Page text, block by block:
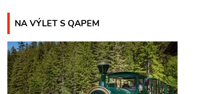
NA VÝLET S QAPEM